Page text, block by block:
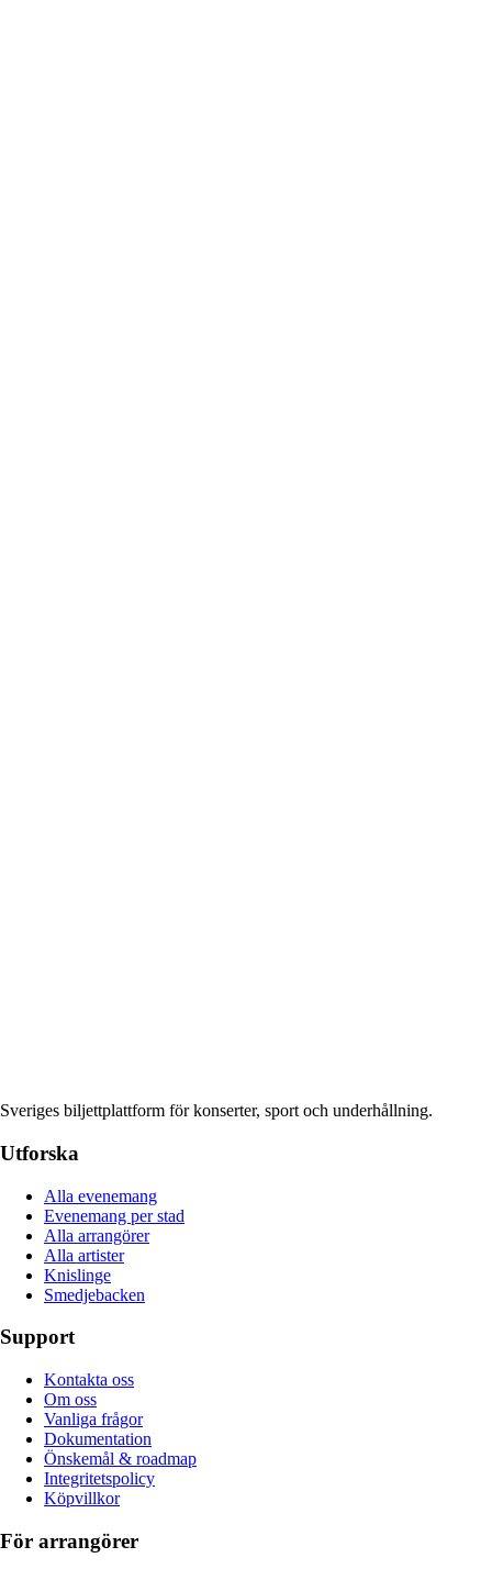
Sveriges biljettplattform för konserter, sport och underhållning.
Utforska
Alla evenemang
Evenemang per stad
Alla arrangörer
Alla artister
Knislinge
Smedjebacken
Support
Kontakta oss
Om oss
Vanliga frågor
Dokumentation
Önskemål & roadmap
Integritetspolicy
Köpvillkor
För arrangörer